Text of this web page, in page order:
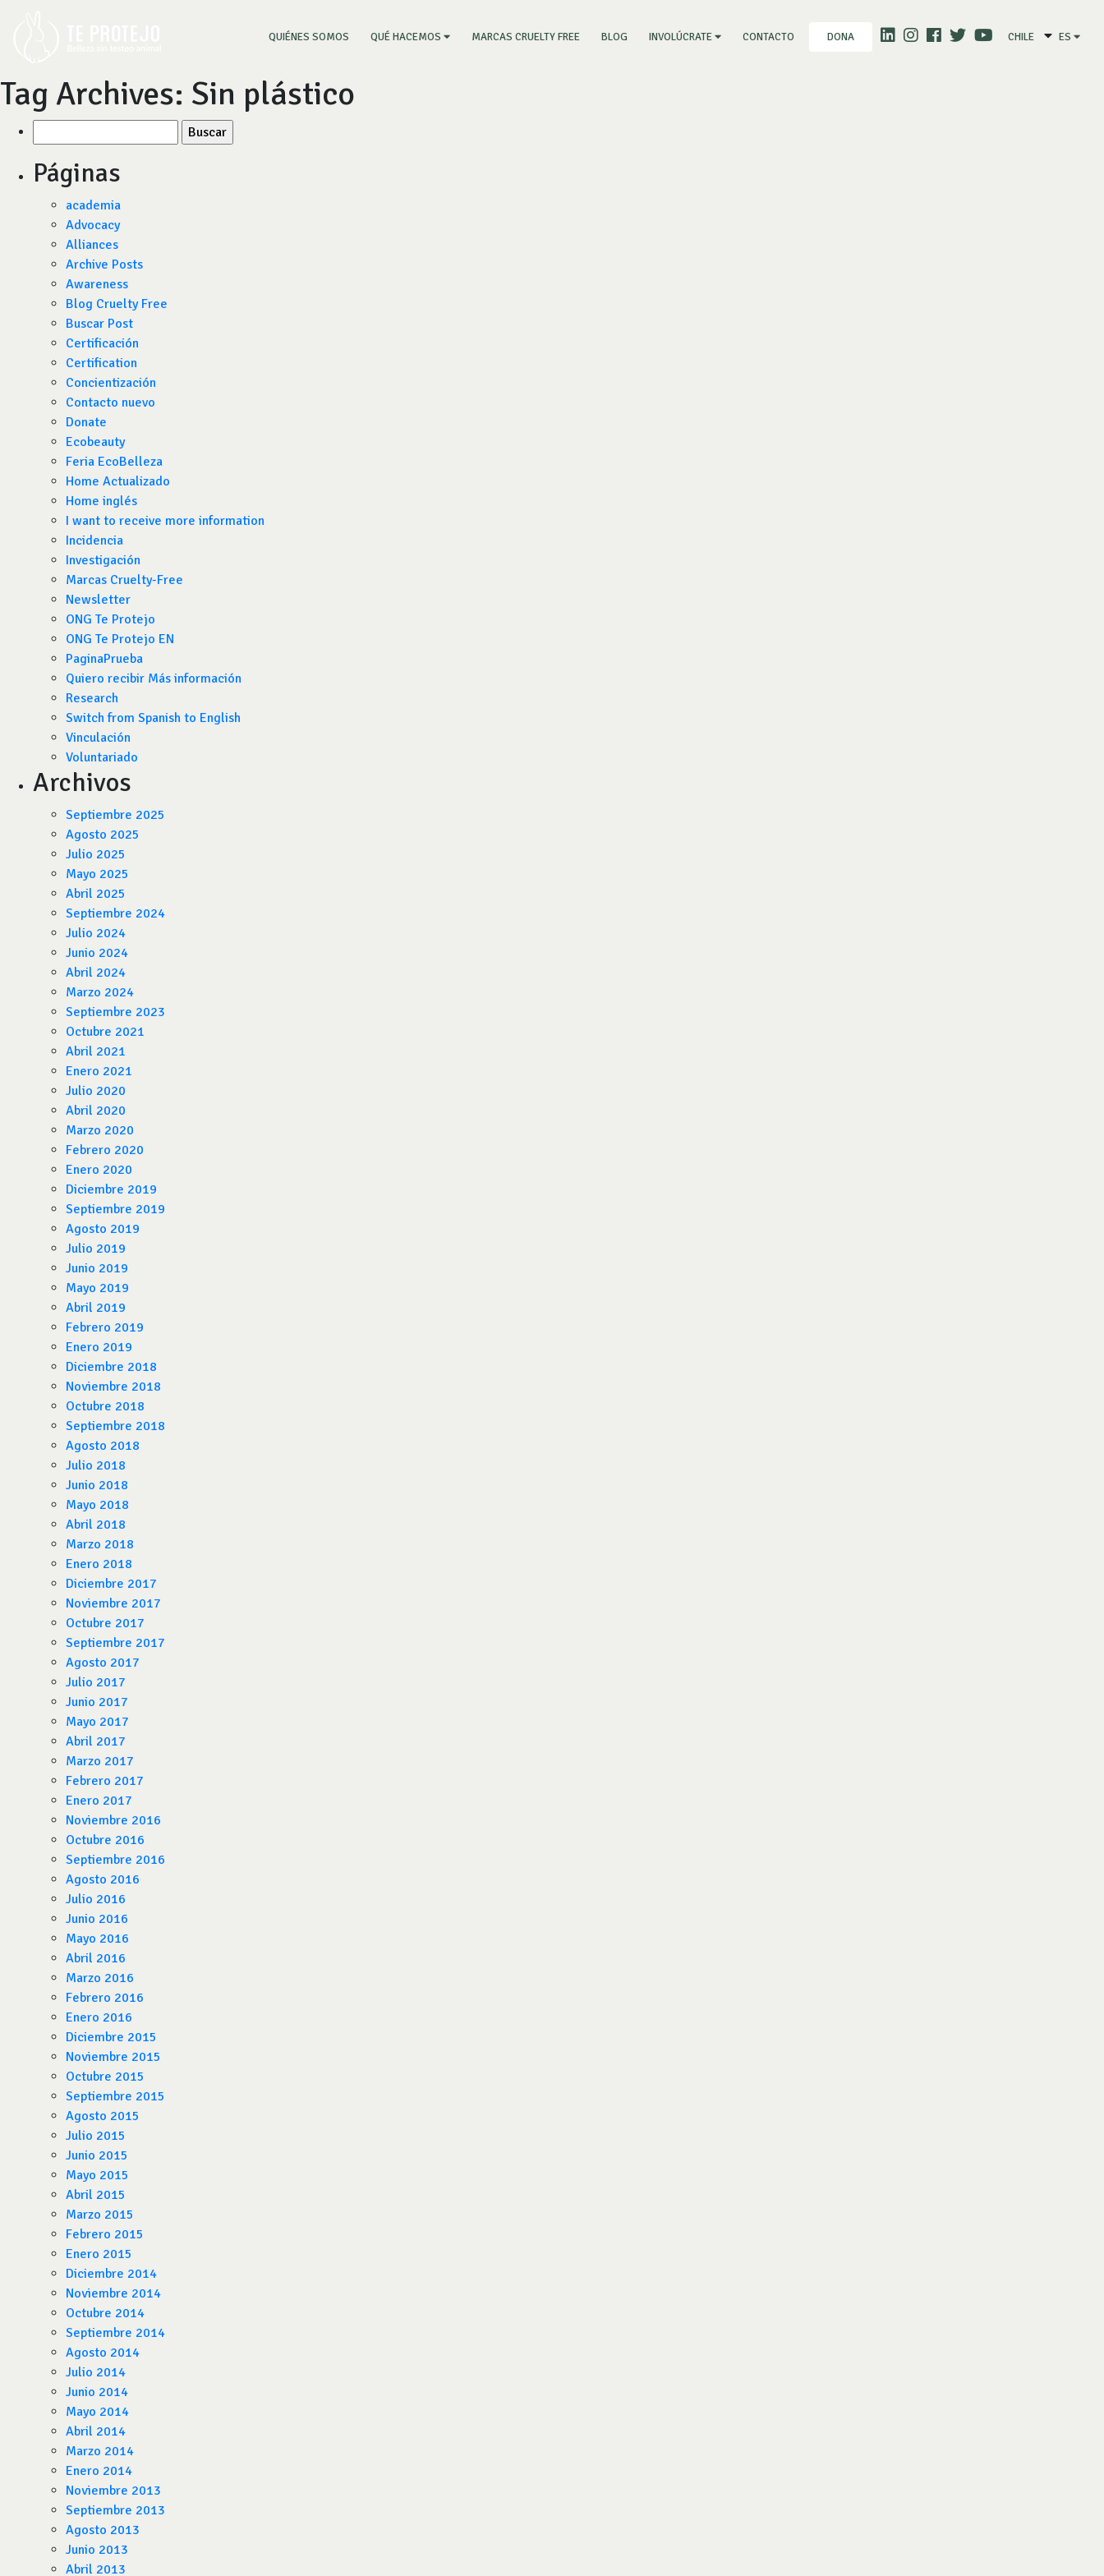
QUIÉNES SOMOS (CURRENT)
QUÉ HACEMOS MARCAS CRUELTY FREE BLOG INVOLÚCRATE CONTACTO DONA CHILE ES
Tag Archives: Sin plástico
por:
Páginas
academia
Advocacy
Alliances
Archive Posts
Awareness
Blog Cruelty Free
Buscar Post
Certificación
Certification
Concientización
Contacto nuevo
Donate
Ecobeauty
Feria EcoBelleza
Home Actualizado
Home inglés
I want to receive more information
Incidencia
Investigación
Marcas Cruelty-Free
Newsletter
ONG Te Protejo
ONG Te Protejo EN
PaginaPrueba
Quiero recibir Más información
Research
Switch from Spanish to English
Vinculación
Voluntariado
Archivos
Septiembre 2025
Agosto 2025
Julio 2025
Mayo 2025
Abril 2025
Septiembre 2024
Julio 2024
Junio 2024
Abril 2024
Marzo 2024
Septiembre 2023
Octubre 2021
Abril 2021
Enero 2021
Julio 2020
Abril 2020
Marzo 2020
Febrero 2020
Enero 2020
Diciembre 2019
Septiembre 2019
Agosto 2019
Julio 2019
Junio 2019
Mayo 2019
Abril 2019
Febrero 2019
Enero 2019
Diciembre 2018
Noviembre 2018
Octubre 2018
Septiembre 2018
Agosto 2018
Julio 2018
Junio 2018
Mayo 2018
Abril 2018
Marzo 2018
Enero 2018
Diciembre 2017
Noviembre 2017
Octubre 2017
Septiembre 2017
Agosto 2017
Julio 2017
Junio 2017
Mayo 2017
Abril 2017
Marzo 2017
Febrero 2017
Enero 2017
Noviembre 2016
Octubre 2016
Septiembre 2016
Agosto 2016
Julio 2016
Junio 2016
Mayo 2016
Abril 2016
Marzo 2016
Febrero 2016
Enero 2016
Diciembre 2015
Noviembre 2015
Octubre 2015
Septiembre 2015
Agosto 2015
Julio 2015
Junio 2015
Mayo 2015
Abril 2015
Marzo 2015
Febrero 2015
Enero 2015
Diciembre 2014
Noviembre 2014
Octubre 2014
Septiembre 2014
Agosto 2014
Julio 2014
Junio 2014
Mayo 2014
Abril 2014
Marzo 2014
Enero 2014
Noviembre 2013
Septiembre 2013
Agosto 2013
Junio 2013
Abril 2013